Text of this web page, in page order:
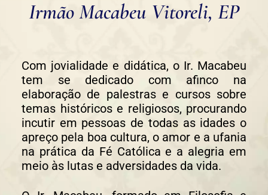
Irmão Macabeu Vitoreli, EP
Com jovialidade e didática, o Ir. Macabeu
tem se dedicado com afinco na
elaboração de palestras e cursos sobre
temas históricos e religiosos, procurando
incutir em pessoas de todas as idades o
apreço pela boa cultura, o amor e a ufania
na prática da Fé Católica e a alegria em
meio às lutas e adversidades da vida.